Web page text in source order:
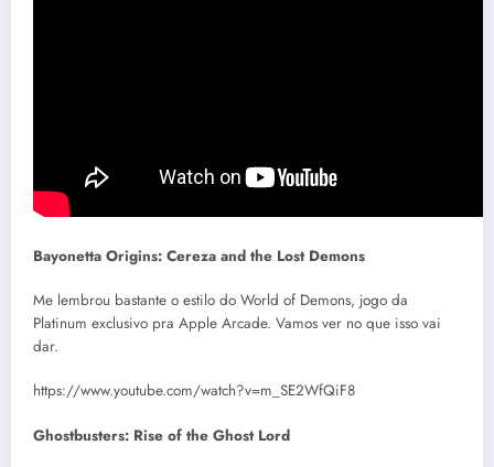
Bayonetta Origins: Cereza and the Lost Demons
Me lembrou bastante o estilo do World of Demons, jogo da
Platinum exclusivo pra Apple Arcade. Vamos ver no que isso vai
dar.
https://www.youtube.com/watch?v=m_SE2WfQiF8
Ghostbusters: Rise of the Ghost Lord